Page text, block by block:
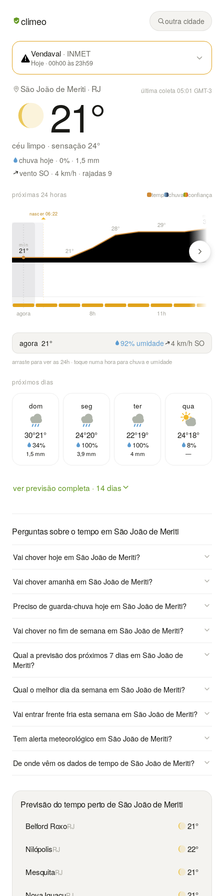
Em São João de Meriti/RJ hoje: céu limpo, mínima de 21°
climeo outra cidade
Vendaval · INMET
Hoje · 00h00 às 23h59
São João de Meriti · RJ última coleta 05:01 GMT-3
21°
céu limpo · sensação 24°
chuva hoje · 0% · 1,5 mm
vento SO · 4 km/h · rajadas 9
próximas 24 horas temp chuva confiança
21° 21°
28° 29° 30°
mín
agora 8h 11h
nascer 06:22
agora 21° 92% umidade 4 km/h SO
arraste para ver as 24h · toque numa hora para chuva e umidade
próximos dias
dom
30°21°
34%
1,5 mm
seg
24°20°
100%
3,9 mm
ter
22°19°
100%
4 mm
qua
24°18°
8%
—
ver previsão completa · 14 dias
Perguntas sobre o tempo em São João de Meriti
Vai chover hoje em São João de Meriti?
Vai chover amanhã em São João de Meriti?
Preciso de guarda-chuva hoje em São João de Meriti?
Vai chover no fim de semana em São João de Meriti?
Qual a previsão dos próximos 7 dias em São João de
Meriti?
Qual o melhor dia da semana em São João de Meriti?
Vai entrar frente fria esta semana em São João de Meriti?
Tem alerta meteorológico em São João de Meriti?
De onde vêm os dados de tempo de São João de Meriti?
Previsão do tempo perto de São João de Meriti
Belford RoxoRJ 21°
NilópolisRJ 22°
MesquitaRJ 21°